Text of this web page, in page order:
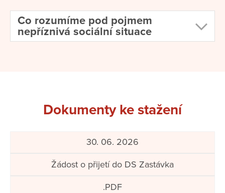
Co rozumíme pod pojmem
nepříznivá sociální situace
Dokumenty ke stažení
30. 06. 2026
Žádost o přijetí do DS Zastávka
.PDF